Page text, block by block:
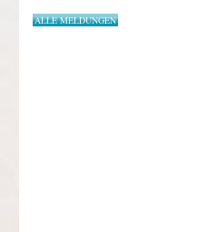
ALLE MELDUNGEN